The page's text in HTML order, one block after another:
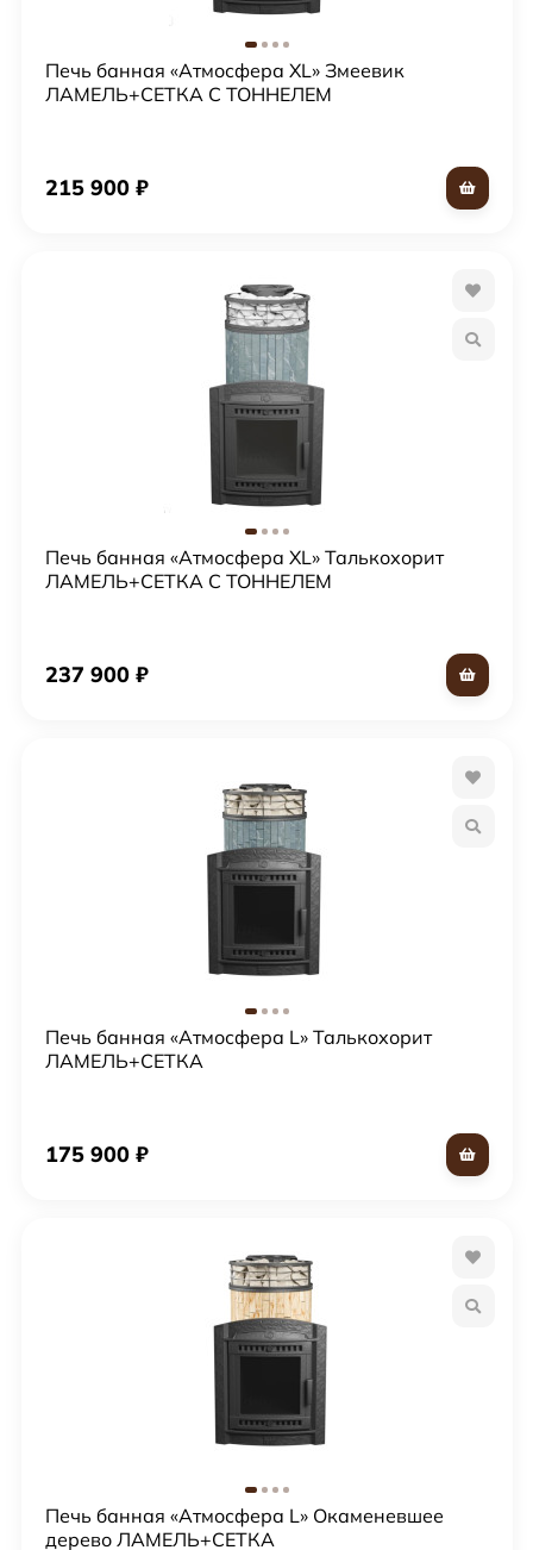
Печь банная «Атмосфера XL» Змеевик
ЛАМЕЛЬ+СЕТКА С ТОННЕЛЕМ
215 900 ₽
Печь банная «Атмосфера XL» Талькохорит
ЛАМЕЛЬ+СЕТКА С ТОННЕЛЕМ
237 900 ₽
Печь банная «Атмосфера L» Талькохорит
ЛАМЕЛЬ+СЕТКА
175 900 ₽
Печь банная «Атмосфера L» Окаменевшее
дерево ЛАМЕЛЬ+СЕТКА